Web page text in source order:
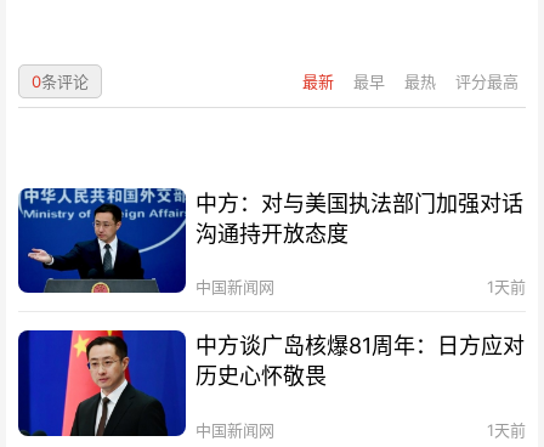
最新 最早 最热 评分最高
0条评论
中方：对与美国执法部门加强对话
沟通持开放态度
中国新闻网 1天前
中方谈广岛核爆81周年：日方应对
历史心怀敬畏
中国新闻网 1天前